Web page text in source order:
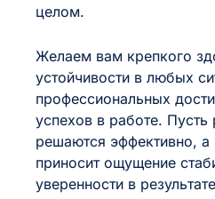
целом.
Желаем вам крепкого
устойчивости в любых
профессиональных
успехов в работе. Пусть
решаются эффективно,
приносит ощущение
уверенности в